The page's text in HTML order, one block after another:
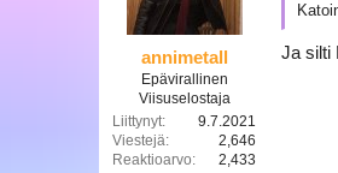
o
i
t
ä
i
v
ä
m
ä
ä
annimetall
Epävirallinen
Viisuselostaja
Liittynyt
9.7.2021
Viestejä
2,646
Reaktioarvo
2,433
Ja silti